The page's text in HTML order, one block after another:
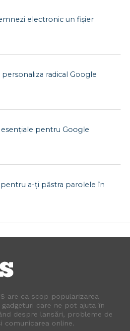
electronic un fișier
radical Google
esențiale pentru Google
pentru a-ți păstra parolele în
are ca scop popularizarea
care ne pot ajuta în
despre lansări, probleme de
comunicarea online.